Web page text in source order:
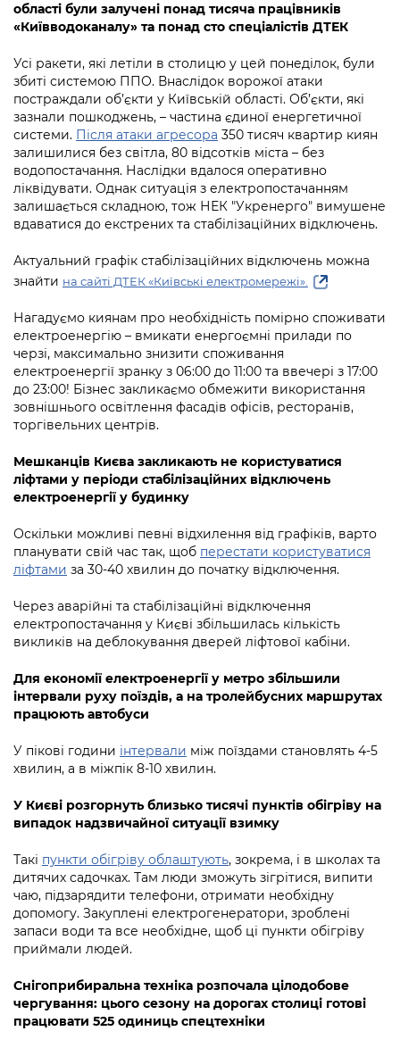
Рішення та розпорядження
перебувають на погодженні КМВА
Рішення Київради
Контактна інформація
Графік роботи та прийому громадян
Вакансії
Статистика
Звернення громадян
Регуляторна діяльність
Промисловість і наука Києва
Підприємства, установи, організації
Річні звіти
Безбар'єрність
Освіта та навчальні заклади
Навколишнє середовище міста
Містобудування та земельні ділянки
Культура, спорт, дозвілля
Бізнес та ліцензування
Безпека та правопорядок
Ритуальні послуги
Іноземцям / For foreigners
Пам'ятки культурної спадщини
Портал Захисників та Захисниць
Безбар'єрність
Портал послуг
Міський застосунок Київ Цифровий
Важливе під час воєнного стану
Громадська експертиза
Громадський бюджет
Консультації з громадськістю
Громадська рада
Петиції
Відкритий бюджет
Допомога учасникам АТО
Рада з питань внутрішньо переміщених
осіб при Київській міській військовій
адміністрації
«Ініціатива «Партнерство «Відкритий
Уряд» – місцевий рівень»
Інформація з обмеженим доступом
Подати запит онлайн
Проекти нормативно-правових та
інших актів
Нормативна база
Питання і відповіді про публічну
інформацію
Порядок оскарження рішень, дій чи
бездіяльності розпорядників інформації
Звіти про опрацювання запитів на
публічну інформацію
Інформація для споживачів
Про відкриті дані
Портал даних Києва
Публічні дашборди
Медіагалерея
Підписатися на новини та анонси від
КМДА / Subscribe to announcements
from the KCSA
Порядок акредитації медіа /
Accreditation process
Подати журналістський запит /
Submitting a media request
Зйомки в лікарнях в умовах воєнного
стану / Rules for media coverage of
hospitals at work under martial law
Контакти для медіа / Contacts for mass
media
Портал Послуг
області були залучені понад тисяча працівників
«Київводоканалу» та понад сто спеціалістів ДТЕК
Усі ракети, які летіли в столицю у цей понеділок, були
збиті системою ППО. Внаслідок ворожої атаки
постраждали об’єкти у Київській області. Об’єкти, які
зазнали пошкоджень, – частина єдиної енергетичної
системи. Після атаки агресора 350 тисяч квартир киян
залишилися без світла, 80 відсотків міста – без
водопостачання. Наслідки вдалося оперативно
ліквідувати. Однак ситуація з електропостачанням
залишається складною, тож НЕК "Укренерго" вимушене
вдаватися до екстрених та стабілізаційних відключень.
Актуальний графік стабілізаційних відключень можна
знайти на сайті ДТЕК «Київські електромережі».
Нагадуємо киянам про необхідність помірно споживати
електроенергію – вмикати енергоємні прилади по
черзі, максимально знизити споживання
електроенергії зранку з 06:00 до 11:00 та ввечері з 17:00
до 23:00! Бізнес закликаємо обмежити використання
зовнішнього освітлення фасадів офісів, ресторанів,
торгівельних центрів.
Мешканців Києва закликають не користуватися
ліфтами у періоди стабілізаційних відключень
електроенергії у будинку
Оскільки можливі певні відхилення від графіків, варто
планувати свій час так, щоб перестати користуватися
ліфтами за 30-40 хвилин до початку відключення.
Через аварійні та стабілізаційні відключення
електропостачання у Києві збільшилась кількість
викликів на деблокування дверей ліфтової кабіни.
Для економії електроенергії у метро збільшили
інтервали руху поїздів, а на тролейбусних маршрутах
працюють автобуси
У пікові години інтервали між поїздами становлять 4-5
хвилин, а в міжпік 8-10 хвилин.
У Києві розгорнуть близько тисячі пунктів обігріву на
випадок надзвичайної ситуації взимку
Такі пункти обігріву облаштують, зокрема, і в школах та
дитячих садочках. Там люди зможуть зігрітися, випити
чаю, підзарядити телефони, отримати необхідну
допомогу. Закуплені електрогенератори, зроблені
запаси води та все необхідне, щоб ці пункти обігріву
приймали людей.
Снігоприбиральна техніка розпочала цілодобове
чергування: цього сезону на дорогах столиці готові
працювати 525 одиниць спецтехніки